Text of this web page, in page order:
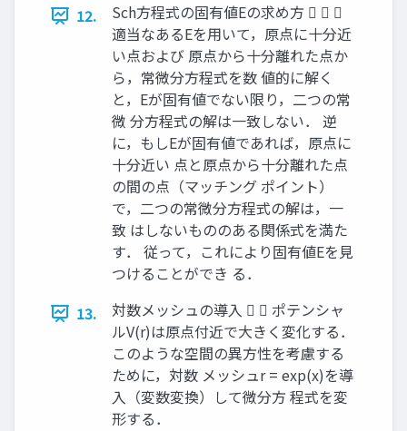
12.
Sch方程式の固有値Eの求め方   
適当なあるEを用いて，原点に十分近
い点および 原点から十分離れた点か
ら，常微分方程式を数 値的に解く
と，Eが固有値でない限り，二つの常
微 分方程式の解は一致しない． 逆
に，もしEが固有値であれば，原点に
十分近い 点と原点から十分離れた点
の間の点（マッチング ポイント）
で，二つの常微分方程式の解は，一
致 はしないもののある関係式を満た
す． 従って，これにより固有値Eを見
つけることができ る．
13.
対数メッシュの導入   ポテンシャ
ルV(r)は原点付近で大きく変化する．
このような空間の異方性を考慮する
ために，対数 メッシュr = exp(x)を導
入（変数変換）して微分方 程式を変
形する．